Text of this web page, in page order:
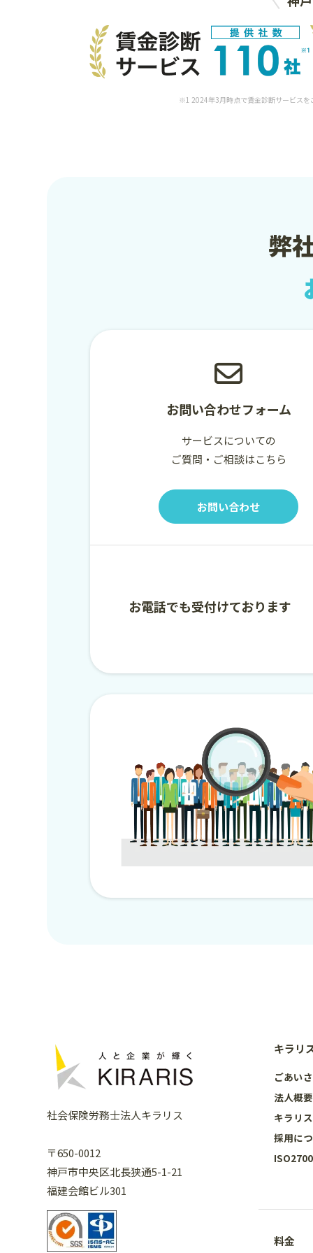
※1 2024年3月時点で賃金診断サービス
弊
お問い合わせフォーム
サービスについての
ご質問・ご相談はこちら
お問い合わせ
お電話でも受付けております
社会保険労務士法人キラリス
〒650-0012
神戸市中央区北長狭通5-1-21
福建会館ビル301
キラリ
ごあい
法人概要
キラリ
採用に
料金